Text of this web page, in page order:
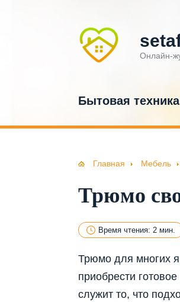
Онлайн-
Бытовая техника
Главная Мебель
Трюмо
Время чтения: 2 мин.
Трюмо для многих
приобрести
служит то, что